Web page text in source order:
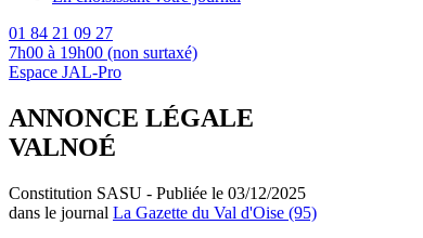
01 84 21 09 27
7h00 à 19h00 (non surtaxé)
Espace JAL-Pro
ANNONCE LÉGALE
VALNOÉ
Constitution SASU - Publiée le 03/12/2025
dans le journal La Gazette du Val d'Oise (95)